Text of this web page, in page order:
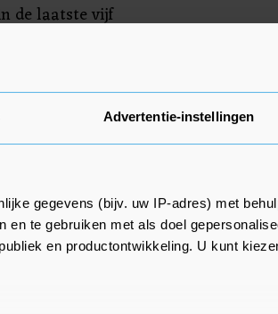
Advertentie-instellingen
gegevens (bijv. uw IP-adres) met
en te gebruiken met als doel
en productontwikkeling. U kunt
de laatste vijf
Winst en
afstand.
werken."
50 vrij in actie